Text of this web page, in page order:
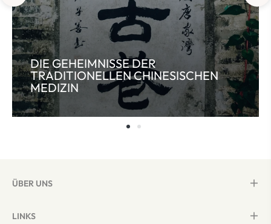
DIE GEHEIMNISSE DER
TRADITIONELLEN CHINESISCHEN
MEDIZIN
ÜBER UNS
LINKS